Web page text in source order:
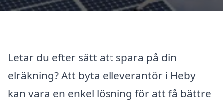
Letar du efter sätt att spara på din
elräkning? Att byta elleverantör i Heby
kan vara en enkel lösning för att få bättre